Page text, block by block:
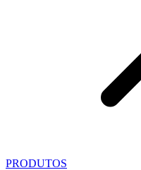
PRODUTOS